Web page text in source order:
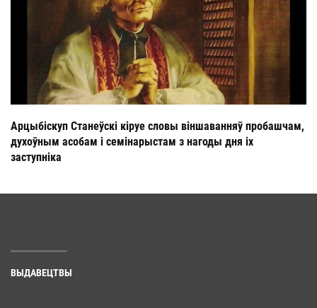
Арцыбіскуп Станеўскі кіруе словы віншаванняў пробашчам,
духоўным асобам і семінарыстам з нагоды дня іх
заступніка
ВЫДАВЕЦТВЫ